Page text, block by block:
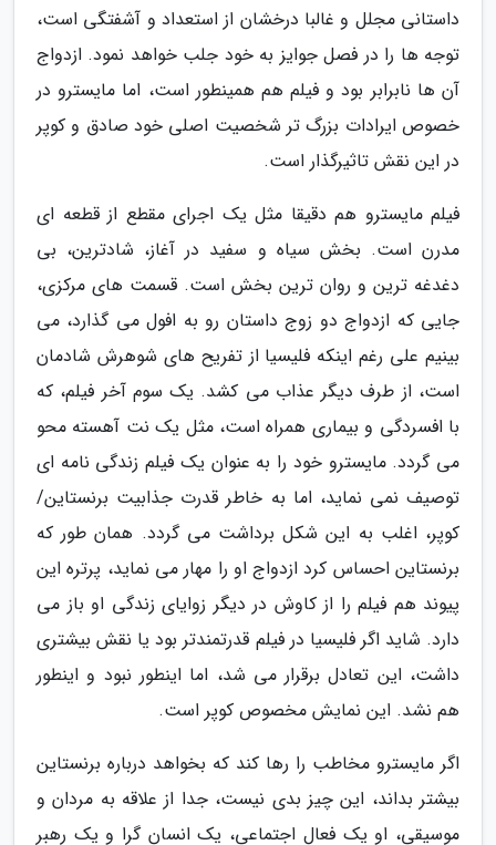
داستانی مجلل و غالبا درخشان از استعداد و آشفتگی است،
توجه ها را در فصل جوایز به خود جلب خواهد نمود. ازدواج
آن ها نابرابر بود و فیلم هم همینطور است، اما مایسترو در
خصوص ایرادات بزرگ تر شخصیت اصلی خود صادق و کوپر
در این نقش تاثیرگذار است.
فیلم مایسترو هم دقیقا مثل یک اجرای مقطع از قطعه ای
مدرن است. بخش سیاه و سفید در آغاز، شادترین، بی
دغدغه ترین و روان ترین بخش است. قسمت های مرکزی،
جایی که ازدواج دو زوج داستان رو به افول می گذارد، می
بینیم علی رغم اینکه فلیسیا از تفریح های شوهرش شادمان
است، از طرف دیگر عذاب می کشد. یک سوم آخر فیلم، که
با افسردگی و بیماری همراه است، مثل یک نت آهسته محو
می گردد. مایسترو خود را به عنوان یک فیلم زندگی نامه ای
توصیف نمی نماید، اما به خاطر قدرت جذابیت برنستاین/
کوپر، اغلب به این شکل برداشت می گردد. همان طور که
برنستاین احساس کرد ازدواج او را مهار می نماید، پرتره این
پیوند هم فیلم را از کاوش در دیگر زوایای زندگی او باز می
دارد. شاید اگر فلیسیا در فیلم قدرتمندتر بود یا نقش بیشتری
داشت، این تعادل برقرار می شد، اما اینطور نبود و اینطور
هم نشد. این نمایش مخصوص کوپر است.
اگر مایسترو مخاطب را رها کند که بخواهد درباره برنستاین
بیشتر بداند، این چیز بدی نیست، جدا از علاقه به مردان و
موسیقی، او یک فعال اجتماعی، یک انسان گرا و یک رهبر